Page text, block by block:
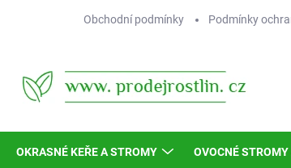
Obchodní podmínky Podmínky
OKRASNÉ KEŘE A STROMY OVOCNÉ STROMY